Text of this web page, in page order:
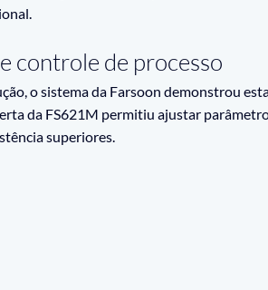
controle de processo
o sistema da Farsoon demonstrou
da FS621M permitiu ajustar
superiores.